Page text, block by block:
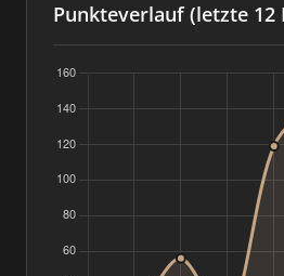
Punkteverlauf (letzte 12